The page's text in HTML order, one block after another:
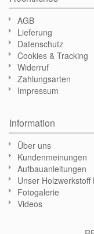
AGB
Lieferung
Datenschutz
Cookies & Tracking
Widerruf
Zahlungsarten
Impressum
Information
Über uns
Kundenmeinungen
Aufbauanleitungen
Unser Holzwerkstoff
Fotogalerie
Videos